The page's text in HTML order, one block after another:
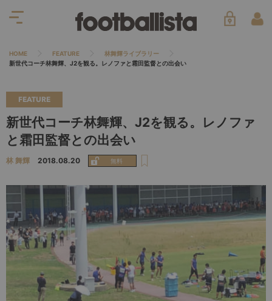
HOME FEATURE
林舞輝ライブラリー
新世代コーチ林舞輝、J2を観る。レノファと霜田監督との出会い
FEATURE
新世代コーチ林舞輝、J2を観る。レノファ
と霜田監督との出会い
林 舞輝 2018.08.20